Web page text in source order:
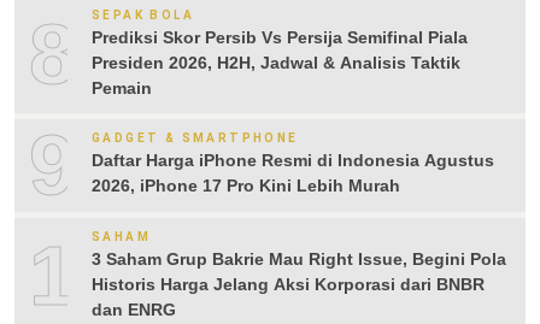
8 SEPAK BOLA
Prediksi Skor Persib Vs Persija Semifinal Piala
Presiden 2026, H2H, Jadwal & Analisis Taktik
Pemain
9 GADGET & SMARTPHONE
Daftar Harga iPhone Resmi di Indonesia Agustus
2026, iPhone 17 Pro Kini Lebih Murah
10
SAHAM
3 Saham Grup Bakrie Mau Right Issue, Begini Pola
Historis Harga Jelang Aksi Korporasi dari BNBR
dan ENRG